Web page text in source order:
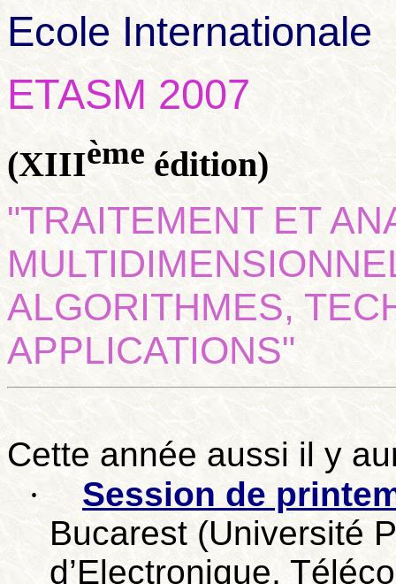
Ecole Internationale
ETASM 2007
(XIIIème édition)
"TRAITEMENT ET
ALGORITHMES,
APPLICATIONS"
Cette année aussi il y
·
Session de
Bucarest (Université
d’Electronique,